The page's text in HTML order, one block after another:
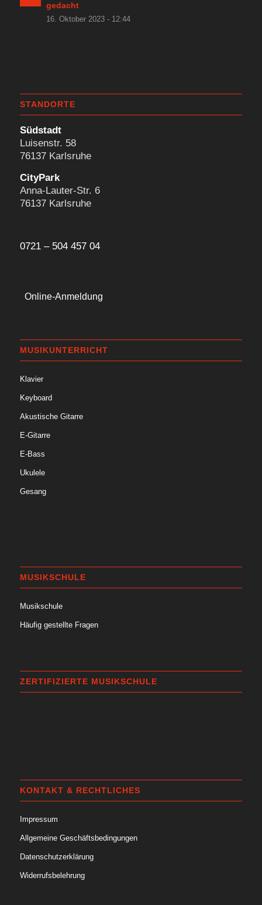
gedacht
16. Oktober 2023 - 12:44
STANDORTE
Südstadt
Luisenstr. 58
76137 Karlsruhe
CityPark
Anna-Lauter-Str. 6
76137 Karlsruhe
0721 – 504 457 04
Online-Anmeldung
MUSIKUNTERRICHT
Klavier
Keyboard
Akustische Gitarre
E-Gitarre
E-Bass
Ukulele
Gesang
MUSIKSCHULE
Musikschule
Häufig gestellte Fragen
ZERTIFIZIERTE MUSIKSCHULE
KONTAKT & RECHTLICHES
Impressum
Allgemeine Geschäftsbedingungen
Datenschutzerklärung
Widerrufsbelehrung